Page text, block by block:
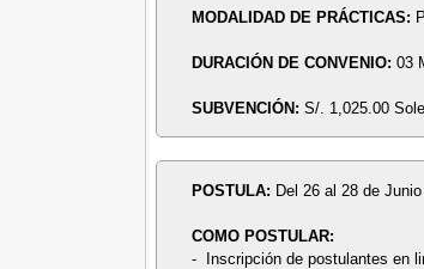
MODALIDAD DE PRÁCTICAS:
DURACIÓN DE CONVENIO:03
SUBVENCIÓN:S/. 1,025.00
POSTULA: Del 26 al 28 de
COMO POSTULAR:
- Inscripción de postulantes en